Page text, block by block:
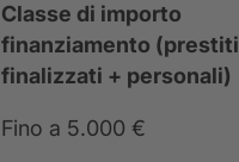
Classe di importo
finanziamento (prestiti
finalizzati + personali)
Fino a 5.000 €